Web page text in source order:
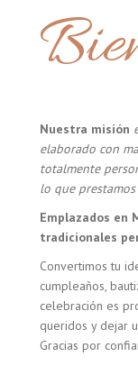
Nuestra misión
elaborado con
totalmente
lo que
Emplazados en
tradicionales
Convertimos tu
cumpleaños,
celebración es
queridos y dejar
Gracias por